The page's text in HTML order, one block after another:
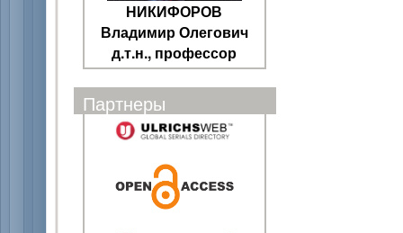
НИКИФОРОВ
Владимир Олегович
д.т.н., профессор
Партнеры